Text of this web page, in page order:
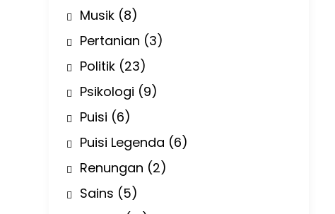
Musik (8)
Pertanian (3)
Politik (23)
Psikologi (9)
Puisi (6)
Puisi Legenda (6)
Renungan (2)
Sains (5)